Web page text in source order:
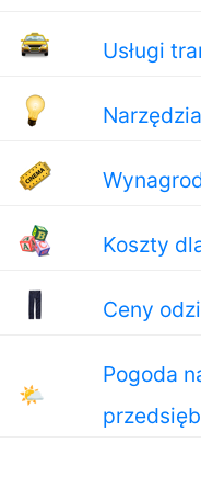
Usługi
Koszty
Ceny
🌤
Pogoda